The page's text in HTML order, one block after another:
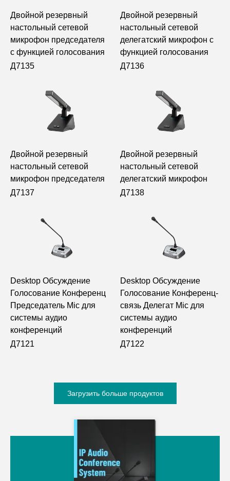
Двойной резервный
настольный сетевой
микрофон председателя
с функцией голосования
Д7135
Двойной резервный
настольный сетевой
делегатский микрофон с
функцией голосования
Д7136
Двойной резервный
настольный сетевой
микрофон председателя
Д7137
Двойной резервный
настольный сетевой
делегатский микрофон
Д7138
Desktop Обсуждение
Голосование Конференц
Председатель Mic для
системы аудио
конференций
Д7121
Desktop Обсуждение
Голосование Конференц-
связь Делегат Mic для
системы аудио
конференций
Д7122
Загрузить больше продуктов